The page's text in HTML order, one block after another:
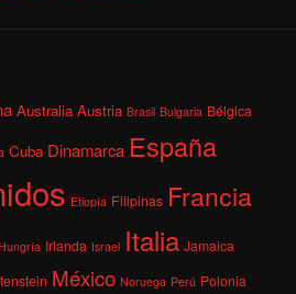
Australia Austria Brasil Bulgaria Bélgica
Cuba Dinamarca España
Etiopía Filipinas Francia
Irlanda Israel Italia Jamaica
México Noruega Perú Polonia